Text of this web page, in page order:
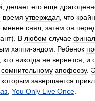
делает его еще
время утверждал что
менее снял; затем он
). В любом случае
хэппи-эндом Ребенок
кто никогда не вернется и
сомнительному апофеозу.
которым завершается
You Only Live Once